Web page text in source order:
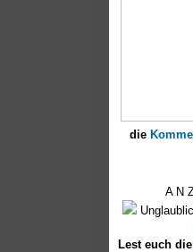
die
A N
Lest euch die